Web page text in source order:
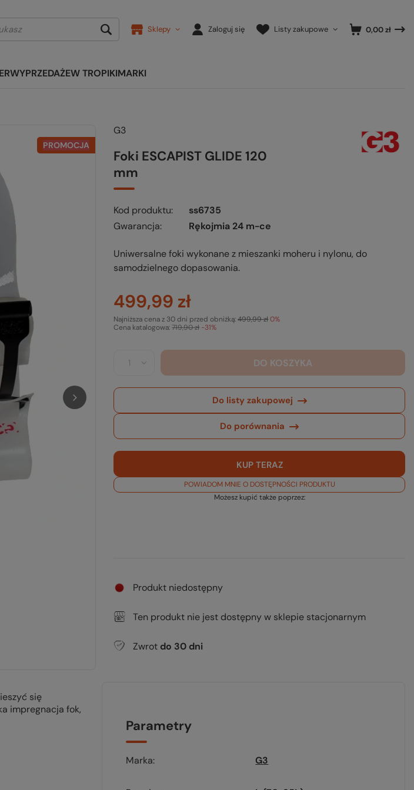
Sklepy Zaloguj się Listy zakupowe 0,00 zł
WYPRZEDAŻEW TROPIKIMARKI
PROMOCJA
G3
Foki ESCAPIST GLIDE 120
mm
Kod produktu
ss6735
Gwarancja
Rękojmia 24 m-ce
Uniwersalne foki wykonane z mieszanki moheru i nylonu, do
samodzielnego dopasowania.
499,99 zł
Cena katalogowa:719,90 zł -31%
Najniższa cena z 30 dni przed obniżką:499,99 zł0%
DO KOSZYKA
Do listy zakupowej
Do porównania
KUP TERAZ
POWIADOM MNIE O DOSTĘPNOŚCI PRODUKTU
Możesz kupić także poprzez:
Produkt niedostępny
Ten produkt nie jest dostępny w sklepie stacjonarnym
Zwrot do 30 dni
się
impregnacja fok,
Parametry
Marka G3